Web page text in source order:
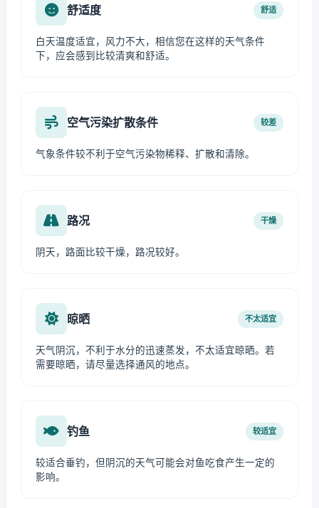
舒适度 舒适
白天温度适宜，风力不大，相信您在这样的天气条件
下，应会感到比较清爽和舒适。
空气污染扩散条件 较差
气象条件较不利于空气污染物稀释、扩散和清除。
路况 干燥
阴天，路面比较干燥，路况较好。
晾晒 不太适宜
天气阴沉，不利于水分的迅速蒸发，不太适宜晾晒。若
需要晾晒，请尽量选择通风的地点。
钓鱼 较适宜
较适合垂钓，但阴沉的天气可能会对鱼吃食产生一定的
影响。